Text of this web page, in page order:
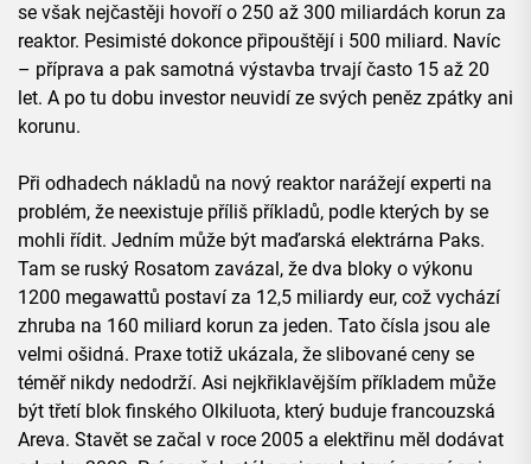
se však nejčastěji hovoří o 250 až 300 miliardách korun za
reaktor. Pesimisté dokonce připouštějí i 500 miliard. Navíc
– příprava a pak samotná výstavba trvají často 15 až 20
let. A po tu dobu investor neuvidí ze svých peněz zpátky ani
korunu.
Při odhadech nákladů na nový reaktor narážejí experti na
problém, že neexistuje příliš příkladů, podle kterých by se
mohli řídit. Jedním může být maďarská elektrárna Paks.
Tam se ruský Rosatom zavázal, že dva bloky o výkonu
1200 megawattů postaví za 12,5 miliardy eur, což vychází
zhruba na 160 miliard korun za jeden. Tato čísla jsou ale
velmi ošidná. Praxe totiž ukázala, že slibované ceny se
téměř nikdy nedodrží. Asi nejkřiklavějším příkladem může
být třetí blok finského Olkiluota, který buduje francouzská
Areva. Stavět se začal v roce 2005 a elektřinu měl dodávat